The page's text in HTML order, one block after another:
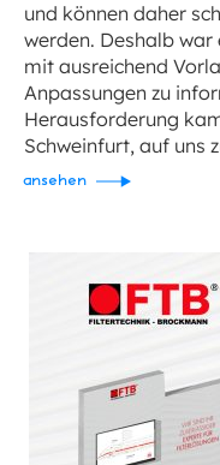
und können daher
werden. Deshalb
mit ausreichend
Anpassungen zu
Herausforderung
Schweinfurt, auf uns
ansehen